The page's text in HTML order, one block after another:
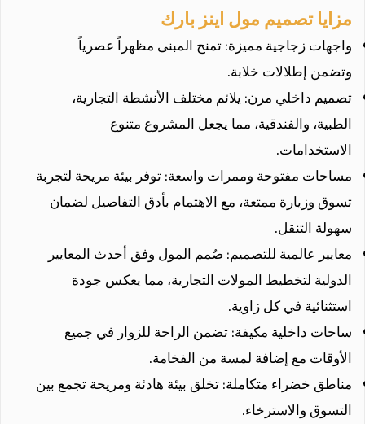
مزايا تصميم مول اينز بارك
واجهات زجاجية مميزة: تمنح المبنى مظهراً عصرياً
وتضمن إطلالات خلابة.
تصميم داخلي مرن: يلائم مختلف الأنشطة التجارية،
الطبية، والفندقية، مما يجعل المشروع متنوع
الاستخدامات.
مساحات مفتوحة وممرات واسعة: توفر بيئة مريحة لتجربة
تسوق وزيارة ممتعة، مع الاهتمام بأدق التفاصيل لضمان
سهولة التنقل.
معايير عالمية للتصميم: صُمم المول وفق أحدث المعايير
الدولية لتخطيط المولات التجارية، مما يعكس جودة
استثنائية في كل زاوية.
ساحات داخلية مكيفة: تضمن الراحة للزوار في جميع
الأوقات مع إضافة لمسة من الفخامة.
مناطق خضراء متكاملة: تخلق بيئة هادئة ومريحة تجمع بين
التسوق والاسترخاء.